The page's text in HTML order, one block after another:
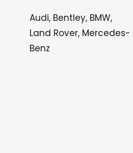
Audi, Bentley, BMW,
Land Rover, Mercedes-
Benz